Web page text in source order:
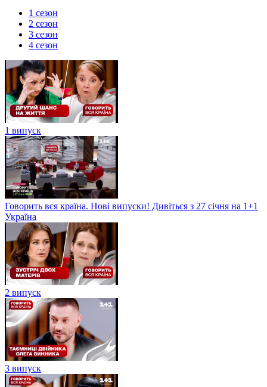
1 сезон
2 сезон
3 сезон
4 сезон
1 випуск
Говорить вся країна. Нові випуски! Дивіться з 27 січня на 1+1
Україна
2 випуск
3 випуск